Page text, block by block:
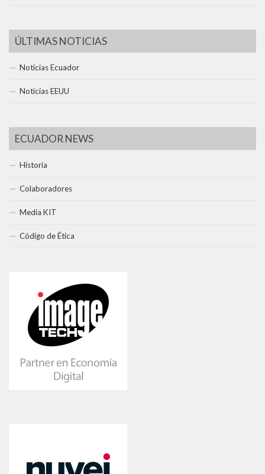
ÚLTIMAS NOTICIAS
Noticias Ecuador
Noticias EEUU
ECUADOR NEWS
Historia
Colaboradores
Media KIT
Código de Ética